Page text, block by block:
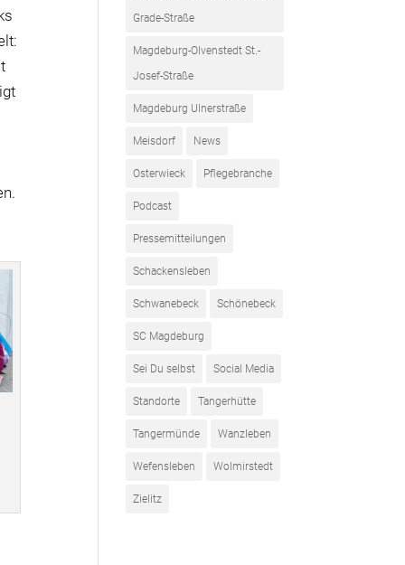
Grade-Straße
Magdeburg-Olvenstedt St.-
Josef-Straße
Magdeburg Ulnerstraße
Meisdorf News
Osterwieck Pflegebranche
Podcast
Pressemitteilungen
Schackensleben
Schwanebeck Schönebeck
SC Magdeburg
Sei Du selbst Social Media
Standorte Tangerhütte
Tangermünde Wanzleben
Wefensleben Wolmirstedt
Zielitz